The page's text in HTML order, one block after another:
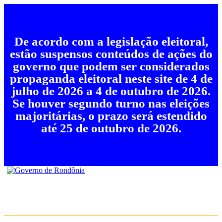
De acordo com a legislação eleitoral,
estão suspensos conteúdos de ações do
governo que podem ser considerados
propaganda eleitoral neste site de 4 de
julho de 2026 a 4 de outubro de 2026.
Se houver segundo turno nas eleições
majoritárias, o prazo será estendido
até 25 de outubro de 2026.